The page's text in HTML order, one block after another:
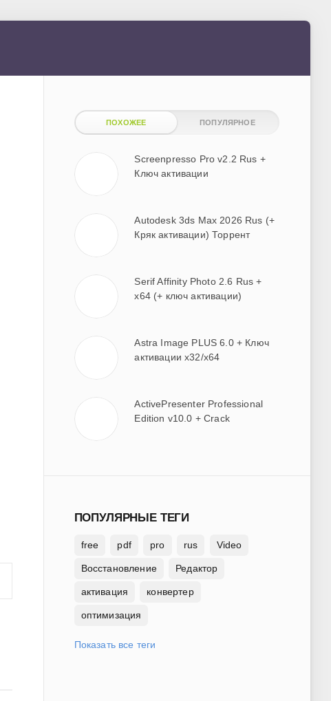
ПОХОЖЕЕ ПОПУЛЯРНОЕ
Screenpresso Pro v2.2 Rus +
Ключ активации
Autodesk 3ds Max 2026 Rus (+
Кряк активации) Торрент
Serif Affinity Photo 2.6 Rus +
x64 (+ ключ активации)
Astra Image PLUS 6.0 + Ключ
активации x32/x64
ActivePresenter Professional
Edition v10.0 + Crack
ПОПУЛЯРНЫЕ ТЕГИ
free pdf pro rus Video
Восстановление Редактор
активация конвертер
оптимизация
Показать все теги